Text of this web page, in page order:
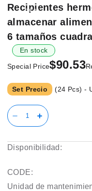
Saltar
principio
de
galería
de
-35%
Recipientes
almacenar
6 tamaños
En stock
Special Price$90.53
Set Precio (24 Pcs) -
Disponibilidad:
CODE:
Unidad de